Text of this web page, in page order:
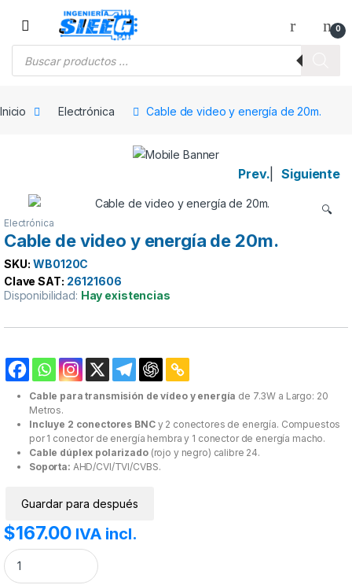
Saltar a la navegación
Saltar al contenido
0
Inicio Electrónica Cable de video y energía de 20m.
Prev. Siguiente
🔍
Electrónica
Cable de video y energía de 20m.
SKU: WB0120C
Clave SAT: 26121606
Disponibilidad: Hay existencias
Cable para transmisión de vídeo y energía de 7.3W a Largo: 20
Metros.
Incluye 2 conectores BNCy 2 conectores de energía. Compuestos
por 1 conector de energía hembra y 1 conector de energía macho.
Cable dúplex polarizado(rojo y negro) calibre 24.
Soporta: AHD/CVI/TVI/CVBS.
Guardar para después
$167.00 IVA incl.
Cable de video y energía de 20m. cantidad